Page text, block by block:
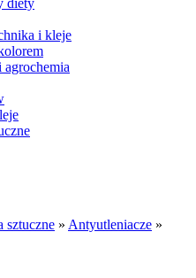
diety
i kleje
agrochemia
sztuczne » Antyutleniacze »